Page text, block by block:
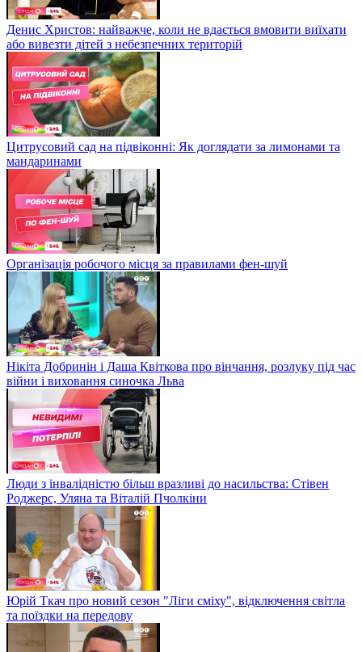
Денис Христов: найважче, коли не вдається вмовити виїхати
або вивезти дітей з небезпечних територій
Цитрусовий сад на підвіконні: Як доглядати за лимонами та
мандаринами
Організація робочого місця за правилами фен-шуй
Нікіта Добринін і Даша Квіткова про вінчання, розлуку під час
війни і виховання синочка Льва
Люди з інвалідністю більш вразливі до насильства: Стівен
Роджерс, Уляна та Віталій Пчолкіни
Юрій Ткач про новий сезон "Ліги сміху", відключення світла
та поїздки на передову